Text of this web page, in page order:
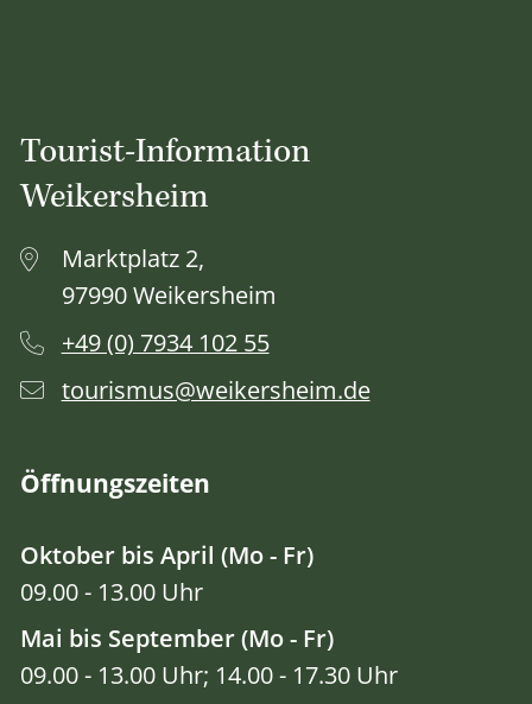
Tourist-Information
Weikersheim
Marktplatz 2,
97990 Weikersheim
+49 (0) 7934 102 55
tourismus@weikersheim.de
Öffnungszeiten
Oktober bis April (Mo - Fr)
09.00 - 13.00 Uhr
Mai bis September (Mo - Fr)
09.00 - 13.00 Uhr; 14.00 - 17.30 Uhr